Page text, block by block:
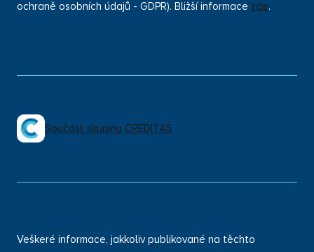
ochraně osobních údajů - GDPR). Bližší informace zde.
Součást skupiny CREDITAS
Veškeré informace, jakkoliv publikované na těchto